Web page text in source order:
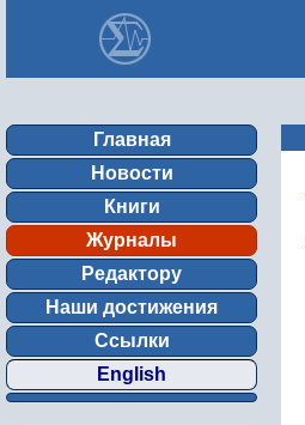
Главная
Новости
Книги
Журналы
Редактору
Наши достижения
Ссылки
English